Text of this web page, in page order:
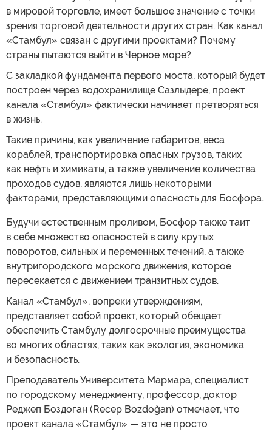
в мировой торговле, имеет большое значение с точки
зрения торговой деятельности других стран. Как канал
«Стамбул» связан с другими проектами? Почему
страны пытаются выйти в Черное море?
С закладкой фундамента первого моста, который будет
построен через водохранилище Сазлыдере, проект
канала «Стамбул» фактически начинает претворяться
в жизнь.
Такие причины, как увеличение габаритов, веса
кораблей, транспортировка опасных грузов, таких
как нефть и химикаты, а также увеличение количества
проходов судов, являются лишь некоторыми
факторами, представляющими опасность для Босфора.
Будучи естественным проливом, Босфор также таит
в себе множество опасностей в силу крутых
поворотов, сильных и переменных течений, а также
внутригородского морского движения, которое
пересекается с движением транзитных судов.
Канал «Стамбул», вопреки утверждениям,
представляет собой проект, который обещает
обеспечить Стамбулу долгосрочные преимущества
во многих областях, таких как экология, экономика
и безопасность.
Преподаватель Университета Мармара, специалист
по городскому менеджменту, профессор, доктор
Реджеп Боздоган (Recep Bozdoğan) отмечает, что
проект канала «Стамбул» — это не просто